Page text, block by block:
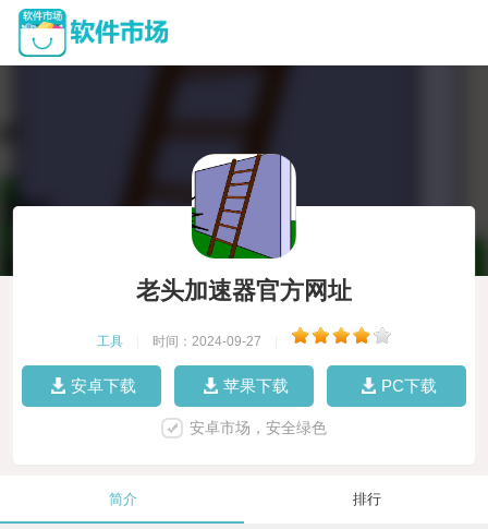
老头加速器官方网址
工具 时间：2024-09-27
安卓下载 苹果下载 PC下载
安卓市场，安全绿色
简介 排行